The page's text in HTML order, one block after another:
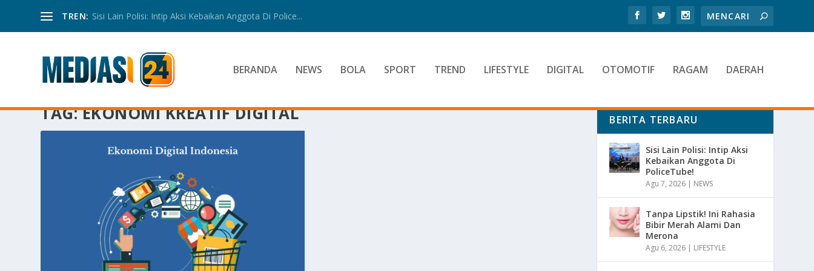
TREN: Sisi Lain Polisi: Intip Aksi Kebaikan Anggota Di Police...
BERANDA NEWS BOLA SPORT TREND LIFESTYLE DIGITAL OTOMOTIF RAGAM DAERAH
TAG:EKONOMI KREATIF DIGITAL BERITA TERBARU
Sisi Lain Polisi: Intip Aksi
Kebaikan Anggota Di
PoliceTube!
Agu 7, 2026 | NEWS
Tanpa Lipstik! Ini Rahasia
Bibir Merah Alami Dan
Merona
Agu 6, 2026 | LIFESTYLE